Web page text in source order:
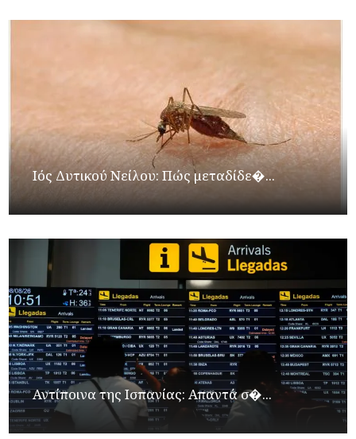
Ιός Δυτικού Νείλου: Πώς μεταδίδε�...
Αντίποινα της Ισπανίας: Απαντά σ�...